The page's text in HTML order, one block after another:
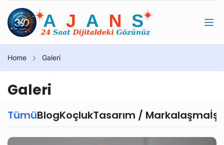
Home Galeri
Galeri
TümüBlogKoçlukTasarım / Markalaşma